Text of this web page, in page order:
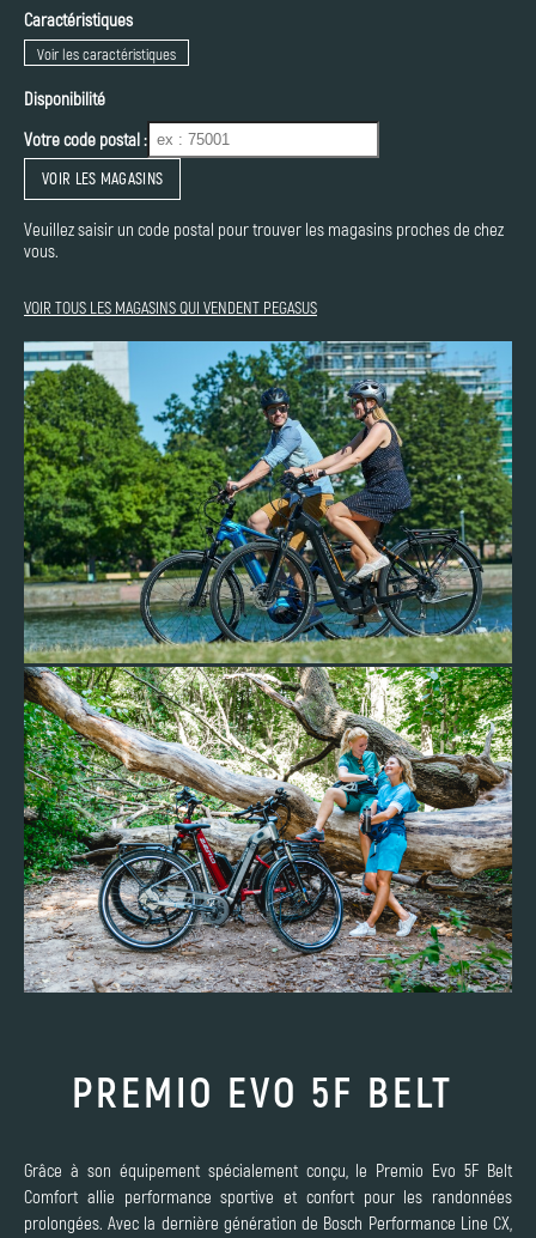
Caractéristiques
Voir les caractéristiques
Disponibilité
Votre code postal :
VOIR LES MAGASINS
Veuillez saisir un code postal pour trouver les magasins proches de chez
vous.
VOIR TOUS LES MAGASINS QUI VENDENT PEGASUS
PREMIO EVO 5F BELT
Grâce à son équipement spécialement conçu, le Premio Evo 5F Belt
Comfort allie performance sportive et confort pour les randonnées
prolongées. Avec la dernière génération de Bosch Performance Line CX,